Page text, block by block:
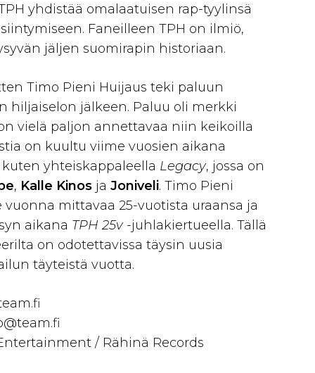
yhdistää omalaatuisen rap-tyylinsä
Faneilleen TPH on ilmiö,
jäljen suomirapin historiaan.
Timo Pieni Huijaus teki paluun
hiljaiselon jälkeen. Paluu oli merkki
vielä paljon annettavaa niin keikoilla
on kuultu viime vuosien aikana
yhteiskappaleella Legacy, jossa on
, Kalle Kinos jaJoniveli. Timo Pieni
mittavaa 25-vuotista uraansa ja
aikana TPH 25v-juhlakiertueella. Tällä
on odotettavissa täysin uusia
täyteistä vuotta.
/ Rähinä Records